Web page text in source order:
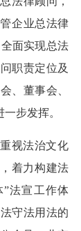
企业总法律
面实现总法
职责定位及
、董事会、
步发挥。
视法治文化
着力构建法
法宣工作体
守法用法的